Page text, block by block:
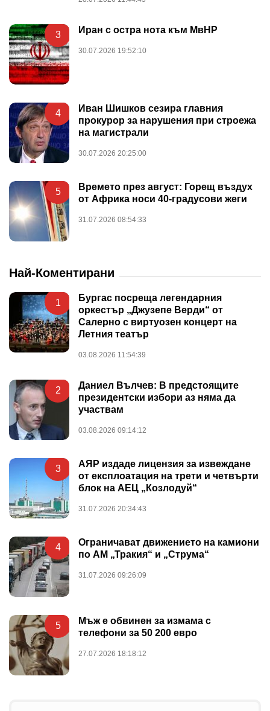
3 Иран с остра нота към МвНР
30.07.2026 19:52:10
4
Иван Шишков сезира главния
прокурор за нарушения при строежа
на магистрали
30.07.2026 20:25:00
5
Времето през август: Горещ въздух
от Африка носи 40-градусови жеги
31.07.2026 08:54:33
Най-Коментирани
1
Бургас посреща легендарния
оркестър „Джузепе Верди“ от
Салерно с виртуозен концерт на
Летния театър
03.08.2026 11:54:39
2
Даниел Вълчев: В предстоящите
президентски избори аз няма да
участвам
03.08.2026 09:14:12
3
АЯР издаде лицензия за извеждане
от експлоатация на трети и четвърти
блок на АЕЦ „Козлодуй“
31.07.2026 20:34:43
4
Ограничават движението на камиони
по АМ „Тракия“ и „Струма“
31.07.2026 09:26:09
5
Мъж е обвинен за измама с
телефони за 50 200 евро
27.07.2026 18:18:12